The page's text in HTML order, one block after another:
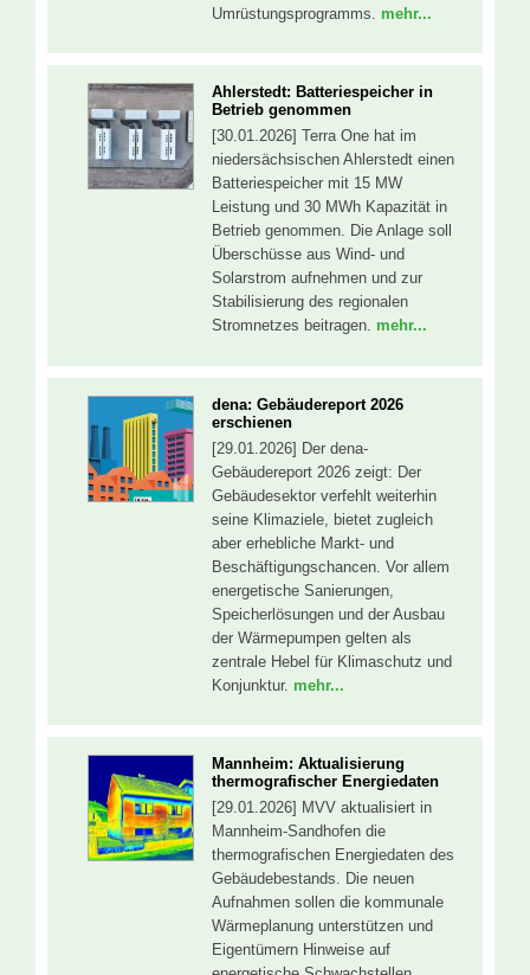
Umrüstungsprogramms. mehr...
Ahlerstedt: Batteriespeicher in
Betrieb genommen
[30.01.2026] Terra One hat im
niedersächsischen Ahlerstedt einen
Batteriespeicher mit 15 MW
Leistung und 30 MWh Kapazität in
Betrieb genommen. Die Anlage soll
Überschüsse aus Wind- und
Solarstrom aufnehmen und zur
Stabilisierung des regionalen
Stromnetzes beitragen. mehr...
dena: Gebäudereport 2026
erschienen
[29.01.2026] Der dena-
Gebäudereport 2026 zeigt: Der
Gebäudesektor verfehlt weiterhin
seine Klimaziele, bietet zugleich
aber erhebliche Markt- und
Beschäftigungschancen. Vor allem
energetische Sanierungen,
Speicherlösungen und der Ausbau
der Wärmepumpen gelten als
zentrale Hebel für Klimaschutz und
Konjunktur. mehr...
Mannheim: Aktualisierung
thermografischer Energiedaten
[29.01.2026] MVV aktualisiert in
Mannheim-Sandhofen die
thermografischen Energiedaten des
Gebäudebestands. Die neuen
Aufnahmen sollen die kommunale
Wärmeplanung unterstützen und
Eigentümern Hinweise auf